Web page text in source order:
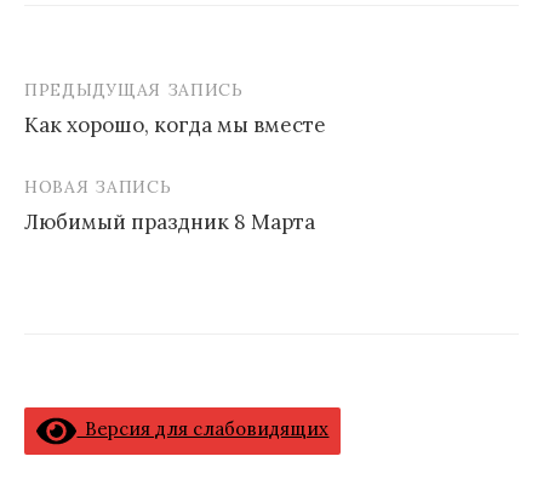
Навигация
записям
ПРЕДЫДУЩАЯ ЗАПИСЬ
Как хорошо, когда мы вместе
НОВАЯ ЗАПИСЬ
Любимый праздник 8 Марта
Версия для слабовидящих